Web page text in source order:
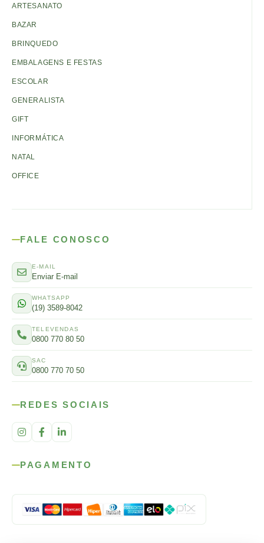
ARTESANATO
BAZAR
BRINQUEDO
EMBALAGENS E FESTAS
ESCOLAR
GENERALISTA
GIFT
INFORMÁTICA
NATAL
OFFICE
FALE CONOSCO
E-MAIL
Enviar E-mail
WHATSAPP
(19) 3589-8042
TELEVENDAS
0800 770 80 50
SAC
0800 770 70 50
REDES SOCIAIS
PAGAMENTO